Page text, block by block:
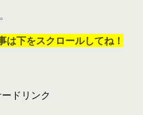
は下をスクロールしてね！
ドリンク